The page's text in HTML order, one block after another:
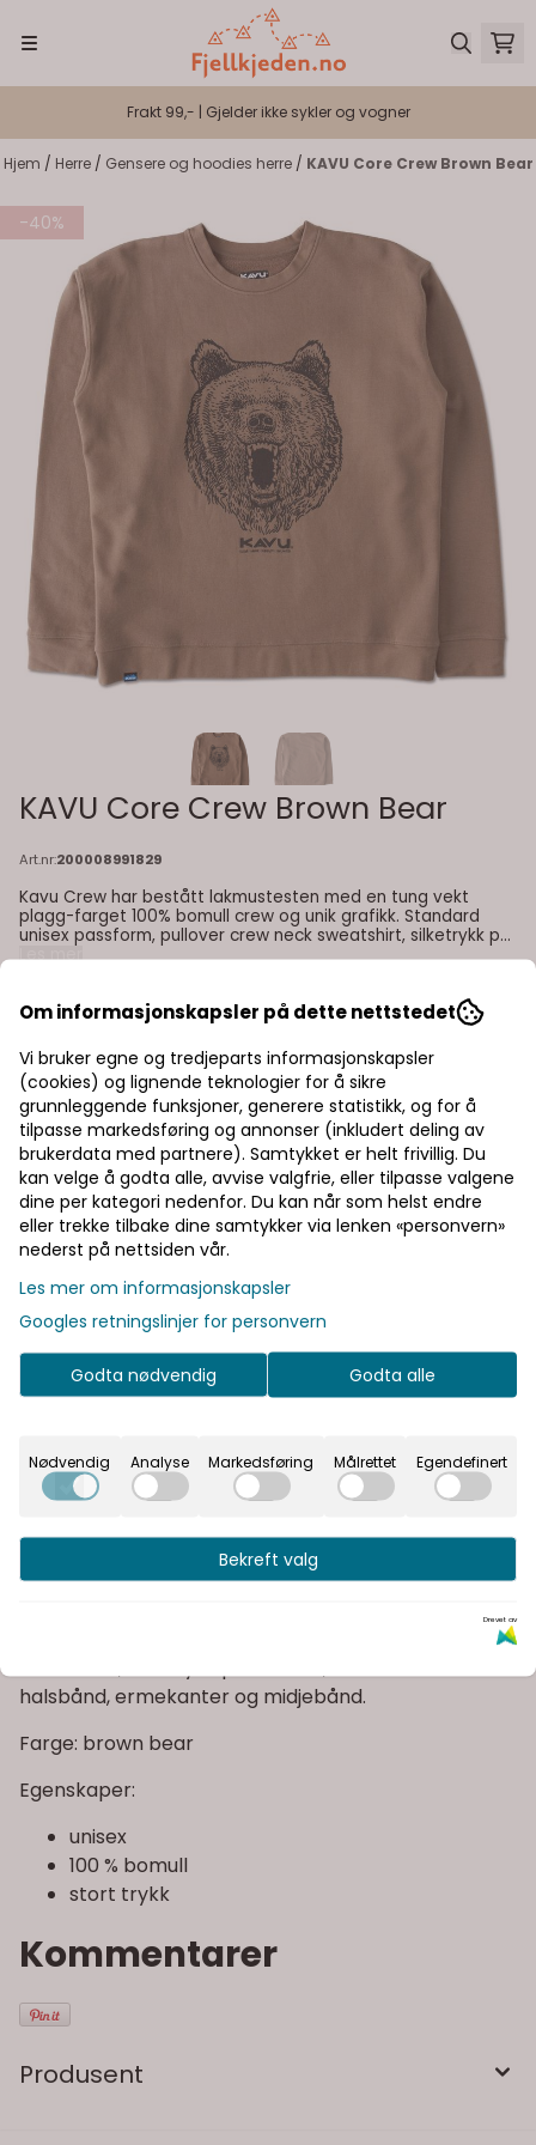
Frakt 99,- | Gjelder ikke sykler og vogner
Hjem / Herre / Gensere og hoodies herre / KAVU Core Crew Brown Bear
-40%
KAVU Core Crew Brown Bear
Art.nr:200008991829
Kavu Crew har bestått lakmustesten med en tung vekt
plagg-farget 100% bomull crew og unik grafikk. Standard
unisex passform, pullover crew neck sweatshirt, silketrykk på
fronten, ribbestrikket halsbånd, ermekanter og midjebånd.
Les mer
779,- 1.299,- - 40%
Velg størrelse
Legg i handlekurv
På lager
Rask levering
Fast fraktpris
Informasjon
Kavu Crew har bestått lakmustesten med en tung
vekt plagg-farget 100% bomull crew og unik grafikk.
halsbånd, ermekanter og midjebånd.
Farge: brown bear
Egenskaper:
unisex
100 % bomull
stort trykk
Kommentarer
Produsent
Om informasjonskapsler på dette nettstedet
Vi bruker egne og tredjeparts informasjonskapsler
(cookies) og lignende teknologier for å sikre
grunnleggende funksjoner, generere statistikk, og for å
tilpasse markedsføring og annonser (inkludert deling av
brukerdata med partnere). Samtykket er helt frivillig. Du
kan velge å godta alle, avvise valgfrie, eller tilpasse valgene
dine per kategori nedenfor. Du kan når som helst endre
eller trekke tilbake dine samtykker via lenken «personvern»
nederst på nettsiden vår.
Les mer om informasjonskapsler
Googles retningslinjer for personvern
Godta nødvendig Godta alle
Nødvendig Analyse Markedsføring Målrettet Egendefinert
Bekreft valg
Drevet av